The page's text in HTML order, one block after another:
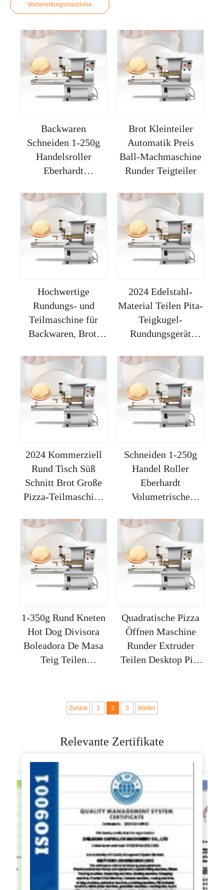
Vorbereitungsmaschine
Backwaren
Schneiden 1-250g
Handelsroller
Eberhardt
Industrie Teiltisch
Teigrundungsgerät
Pizza
Brot Kleinteiler
Automatik Preis
Ball-Machmaschine
Runder Teigteiler
Hochwertige
Rundungs- und
Teilmaschine für
Backwaren, Brot,
und Kekse
2024 Edelstahl-
Material Teilen Pita-
Teigkugel-
Rundungsgerät
Maquina De
Boleadora Masa Pan
2024 Kommerziell
Rund Tisch Süß
Schnitt Brot Große
Pizza-Teilmaschine
Bäckerei
Schneiden 1-250g
Handel Roller
Eberhardt
Volumetrische
Teilen Backerei
Tischmaschine Teig
Runder Pizza
1-350g Rund Kneten
Hot Dog Divisora
Boleadora De Masa
Teig Teilen
Quadratische Pizza
Öffnen Maschine
Runder Extruder
Teilen Desktop Pita
Verkauf
Zurück 1 2 3 Weiter
Relevante Zertifikate